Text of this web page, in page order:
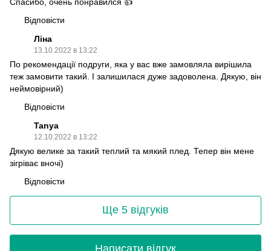
Відповісти
Ліна
13.10.2022 в 13:22
По рекомендації подруги, яка у вас вже замовляла вирішила
теж замовити такий. І залишилася дуже задоволена. Дякую, він
неймовірний)
Відповісти
Tanya
12.10.2022 в 13:22
Дякую велике за такий теплий та мякий плед. Тепер він мене
зігріває вночі)
Відповісти
Ще 5 відгуків